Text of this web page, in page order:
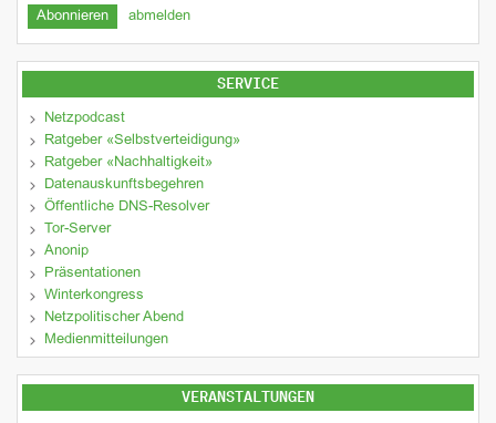
abmelden
SERVICE
Netzpodcast
Ratgeber «Selbstverteidigung»
Ratgeber «Nachhaltigkeit»
Datenauskunftsbegehren
Öffentliche DNS-Resolver
Tor-Server
Anonip
Präsentationen
Winterkongress
Netzpolitischer Abend
Medienmitteilungen
VERANSTALTUNGEN